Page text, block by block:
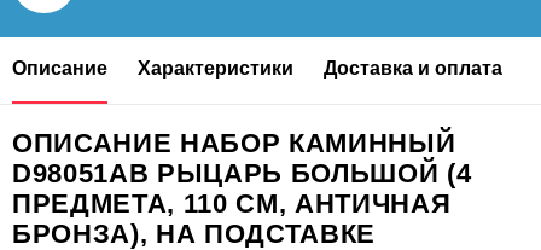
Описание Характеристики Доставка и оплата
ОПИСАНИЕ НАБОР КАМИННЫЙ
D98051AB РЫЦАРЬ БОЛЬШОЙ (4
ПРЕДМЕТА, 110 СМ, АНТИЧНАЯ
БРОНЗА), НА ПОДСТАВКЕ